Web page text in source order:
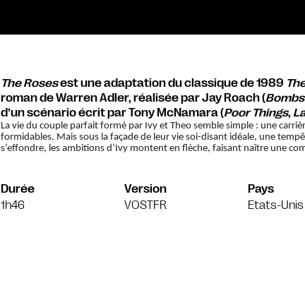
The Rosesest une adaptation du classique de 1989
roman de Warren Adler, réalisée par Jay Roach (
d’un scénario écrit par Tony McNamara (Poor Things,
La vie du couple parfait formé par Ivy et Theo semble simple : une
formidables. Mais sous la façade de leur vie soi-disant idéale, une
s’effondre, les ambitions d’Ivy montent en flèche, faisant naître une
Durée
1h46
Version
VOSTFR
Pays
Etats-Unis